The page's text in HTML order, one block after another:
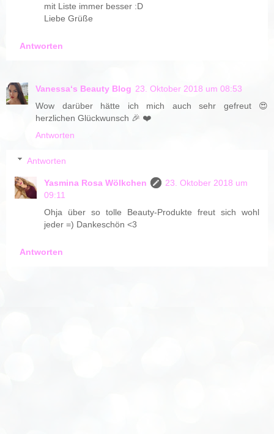
mit Liste immer besser :D
Liebe Grüße
Antworten
Vanessa‘s Beauty Blog 23. Oktober 2018 um 08:53
Wow darüber hätte ich mich auch sehr gefreut 😍
herzlichen Glückwunsch 🎉 ❤️
Antworten
Antworten
Yasmina Rosa Wölkchen
23. Oktober 2018 um
09:11
Ohja über so tolle Beauty-Produkte freut sich wohl
jeder =) Dankeschön <3
Antworten